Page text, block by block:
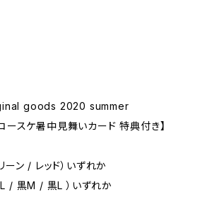
goods 2020 summer
ースケ暑中見舞いカード 特典付き】
ーン / レッド）いずれか
L / 黒M / 黒L ）いずれか